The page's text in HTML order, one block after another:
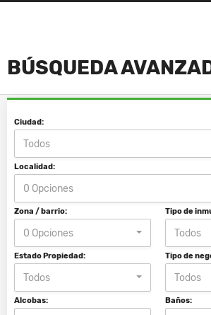
BÚSQUEDA
Ciudad:
Todos
Localidad:
0 Opciones
Zona / barrio:
0 Opciones
Tipo de
Todos
Estado Propiedad:
Todos
Tipo de
Todos
Alcobas: Baños: